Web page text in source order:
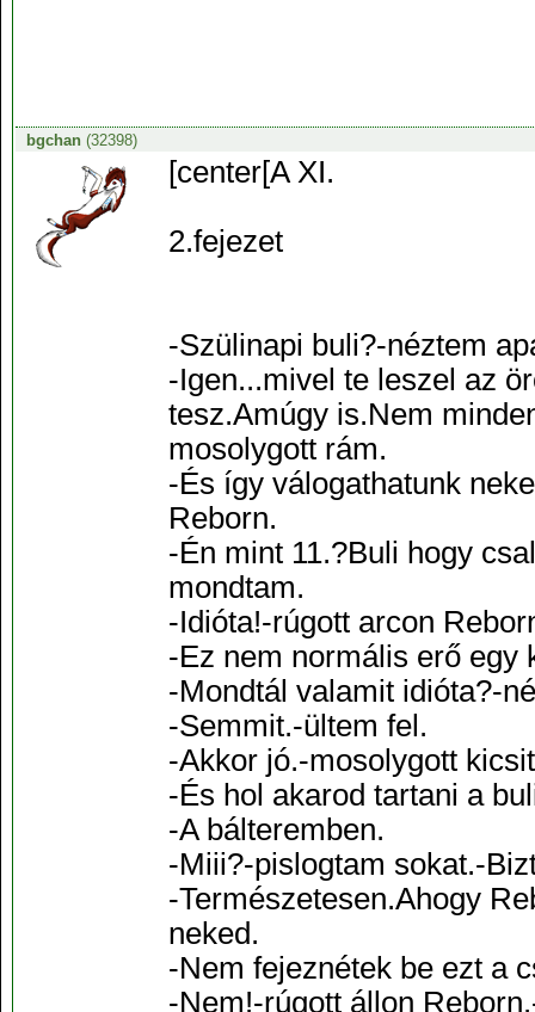
bgchan(32398)
[center[A XI.
2.fejezet
-Szülinapi buli?-néztem
-Igen...mivel te leszel az
tesz.Amúgy is.Nem
mosolygott rám.
-És így válogathatunk
Reborn.
-Én mint 11.?Buli hogy
mondtam.
-Idióta!-rúgott arcon
-Ez nem normális erő egy
-Mondtál valamit idióta?-
-Semmit.-ültem fel.
-Akkor jó.-mosolygott
-És hol akarod tartani a
-A bálteremben.
-Miii?-pislogtam sokat.-
-Természetesen.Ahogy
neked.
-Nem fejeznétek be ezt a
-Nem!-rúgott állon